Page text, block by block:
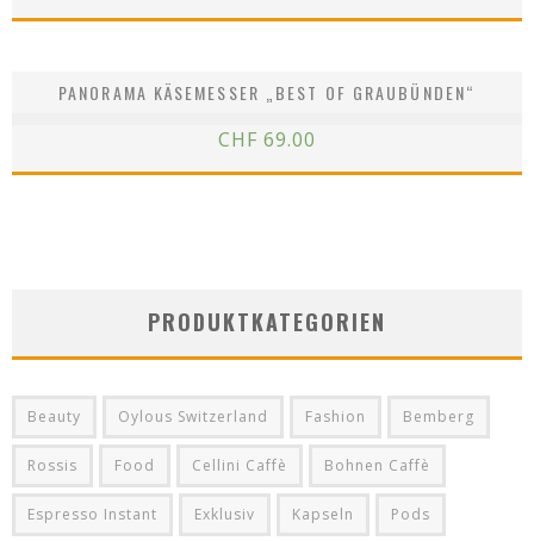
PANORAMA KÄSEMESSER „BEST OF GRAUBÜNDEN“
CHF 69.00
PRODUKTKATEGORIEN
Beauty Oylous Switzerland Fashion Bemberg
Rossis Food Cellini Caffè Bohnen Caffè
Espresso Instant Exklusiv Kapseln Pods